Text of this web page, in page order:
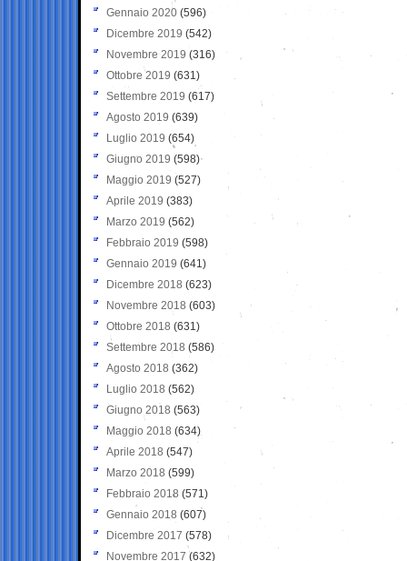
Gennaio 2020 (596)
Dicembre 2019 (542)
Novembre 2019 (316)
Ottobre 2019 (631)
Settembre 2019 (617)
Agosto 2019 (639)
Luglio 2019 (654)
Giugno 2019 (598)
Maggio 2019 (527)
Aprile 2019 (383)
Marzo 2019 (562)
Febbraio 2019 (598)
Gennaio 2019 (641)
Dicembre 2018 (623)
Novembre 2018 (603)
Ottobre 2018 (631)
Settembre 2018 (586)
Agosto 2018 (362)
Luglio 2018 (562)
Giugno 2018 (563)
Maggio 2018 (634)
Aprile 2018 (547)
Marzo 2018 (599)
Febbraio 2018 (571)
Gennaio 2018 (607)
Dicembre 2017 (578)
Novembre 2017 (632)